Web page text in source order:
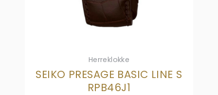
Herreklokke
SEIKO PRESAGE BASIC LINE S
RPB46J1